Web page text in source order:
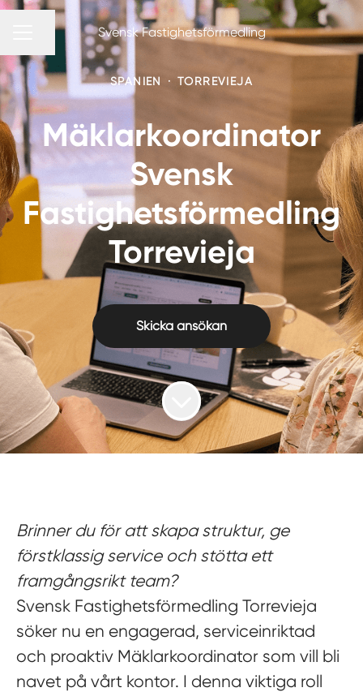
KARRIÄRMENY Svensk Fastighetsförmedling
Dela sidan
SPANIEN · TORREVIEJA
Mäklarkoordinator
Svensk
Fastighetsförmedling
Torrevieja
Skicka ansökan
Brinner du för att skapa struktur, ge
förstklassig service och stötta ett
framgångsrikt team?
Svensk Fastighetsförmedling Torrevieja
söker nu en engagerad, serviceinriktad
och proaktiv Mäklarkoordinator som vill bli
navet på vårt kontor. I denna viktiga roll